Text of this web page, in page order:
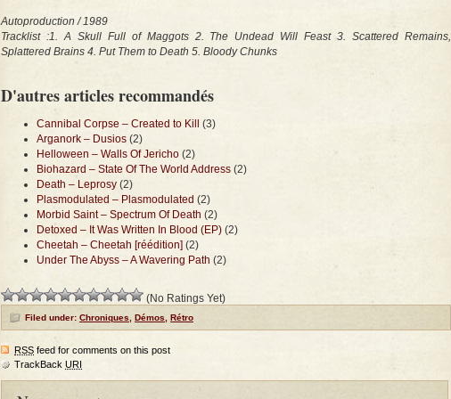
Autoproduction / 1989
Tracklist :1. A Skull Full of Maggots 2. The Undead Will Feast 3. Scattered Remains,
Splattered Brains 4. Put Them to Death 5. Bloody Chunks
D'autres articles recommandés
Cannibal Corpse – Created to Kill (3)
Arganork – Dusios (2)
Helloween – Walls Of Jericho (2)
Biohazard – State Of The World Address (2)
Death – Leprosy (2)
Plasmodulated – Plasmodulated (2)
Morbid Saint – Spectrum Of Death (2)
Detoxed – It Was Written In Blood (EP) (2)
Cheetah – Cheetah [réédition] (2)
Under The Abyss – A Wavering Path (2)
(No Ratings Yet)
Filed under: Chroniques Démos Rétro
RSS feed for comments on this post
TrackBack URI